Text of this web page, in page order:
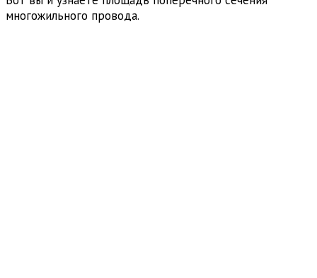
многожильного провода.